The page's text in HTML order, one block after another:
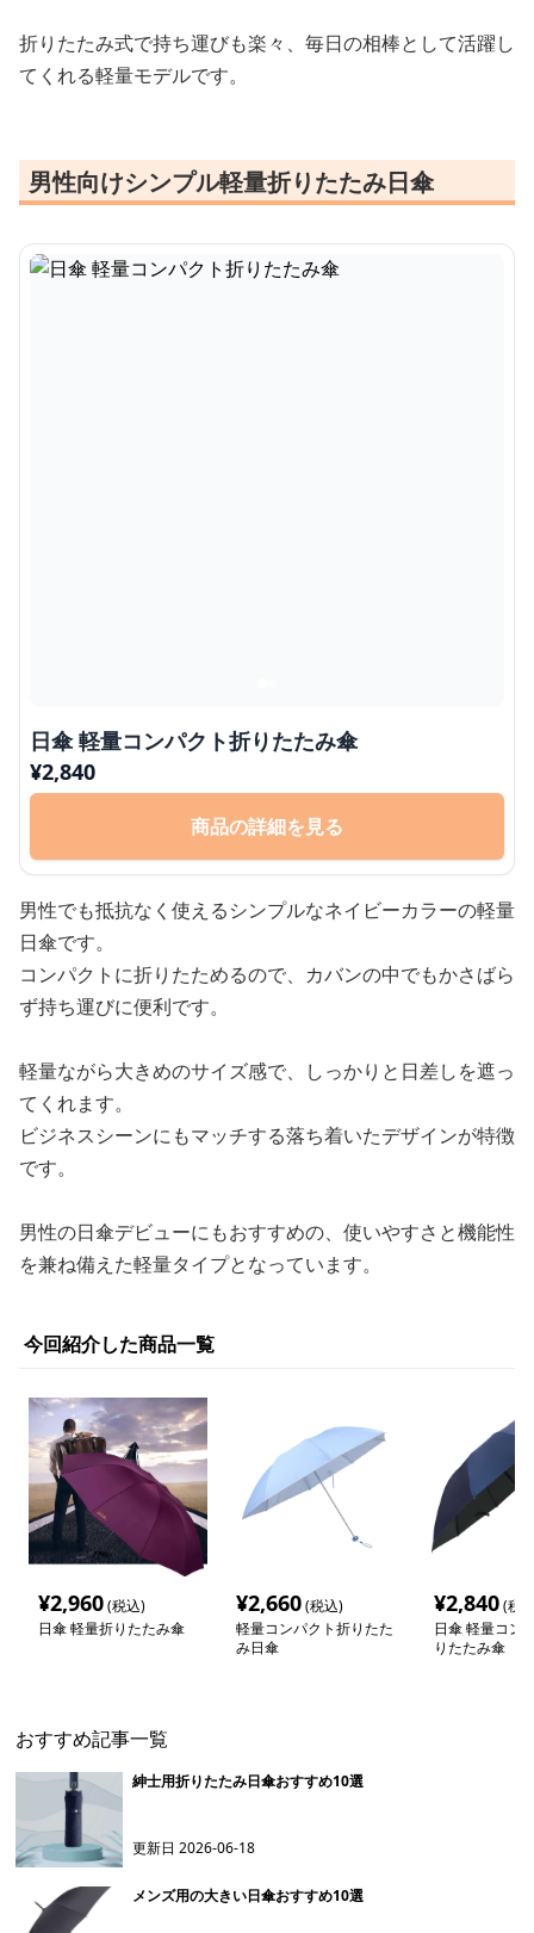
折りたたみ式で持ち運びも楽々、毎日の相棒として活躍し
てくれる軽量モデルです。
男性向けシンプル軽量折りたたみ日傘
日傘 軽量コンパクト折りたたみ傘
¥2,840
商品の詳細を見る
男性でも抵抗なく使えるシンプルなネイビーカラーの軽量
日傘です。
コンパクトに折りたためるので、カバンの中でもかさばら
ず持ち運びに便利です。
軽量ながら大きめのサイズ感で、しっかりと日差しを遮っ
てくれます。
ビジネスシーンにもマッチする落ち着いたデザインが特徴
です。
男性の日傘デビューにもおすすめの、使いやすさと機能性
を兼ね備えた軽量タイプとなっています。
今回紹介した商品一覧
¥2,960(税込)
日傘 軽量折りたたみ傘
¥2,660(税込)
軽量コンパクト折りたた
み日傘
¥2,840(税
日傘 軽量コン
りたたみ傘
おすすめ記事一覧
紳士用折りたたみ日傘おすすめ10選
更新日2026-06-18
メンズ用の大きい日傘おすすめ10選